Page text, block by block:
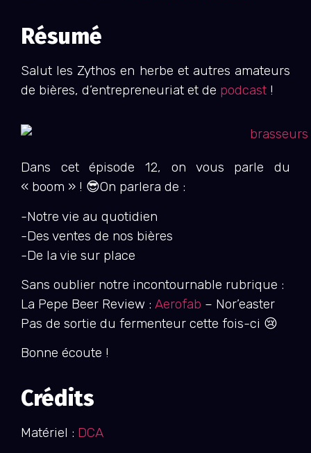
Résumé
Salut les Zythos en herbe et autres amateurs
de bières, d’entrepreneuriat et de podcast !
Dans cet épisode 12, on vous parle du
« boom » ! 😎On parlera de :
-Notre vie au quotidien
-Des ventes de nos bières
-De la vie sur place
Sans oublier notre incontournable rubrique :
La Pepe Beer Review : Aerofab – Nor’easter
Pas de sortie du fermenteur cette fois-ci 😢
Bonne écoute !
Crédits
Matériel : DCA